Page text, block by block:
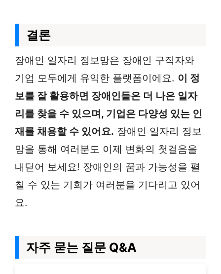
결론
장애인 일자리 정보망은 장애인 구직자와
기업 모두에게 유익한 플랫폼이에요. 이 정
보를 잘 활용하면 장애인들은 더 나은 일자
리를 찾을 수 있으며, 기업은 다양성 있는 인
재를 채용할 수 있어요. 장애인 일자리 정보
망을 통해 여러분도 이제 변화의 첫걸음을
내딛어 보세요! 장애인의 꿈과 가능성을 펼
칠 수 있는 기회가 여러분을 기다리고 있어
요.
자주 묻는 질문 Q&A